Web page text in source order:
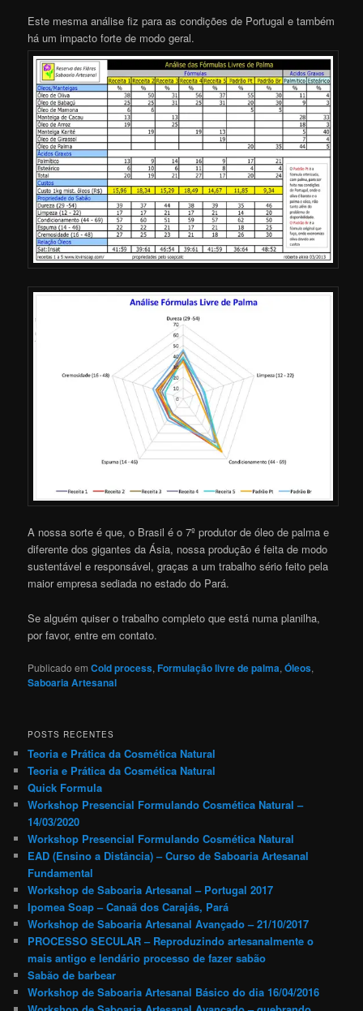
Este mesma análise fiz para as condições de Portugal e também
há um impacto forte de modo geral.
A nossa sorte é que, o Brasil é o 7º produtor de óleo de palma e
diferente dos gigantes da Ásia, nossa produção é feita de modo
sustentável e responsável, graças a um trabalho sério feito pela
maior empresa sediada no estado do Pará.
Se alguém quiser o trabalho completo que está numa planilha,
por favor, entre em contato.
Publicado em Cold process,Formulação livre de palma,Óleos,
Saboaria Artesanal
POSTS RECENTES
Teoria e Prática da Cosmética Natural
Teoria e Prática da Cosmética Natural
Quick Formula
Workshop Presencial Formulando Cosmética Natural –
14/03/2020
Workshop Presencial Formulando Cosmética Natural
EAD (Ensino a Distância) – Curso de Saboaria Artesanal
Fundamental
Workshop de Saboaria Artesanal – Portugal 2017
Ipomea Soap – Canaã dos Carajás, Pará
Workshop de Saboaria Artesanal Avançado – 21/10/2017
PROCESSO SECULAR – Reproduzindo artesanalmente o
mais antigo e lendário processo de fazer sabão
Sabão de barbear
Workshop de Saboaria Artesanal Básico do dia 16/04/2016